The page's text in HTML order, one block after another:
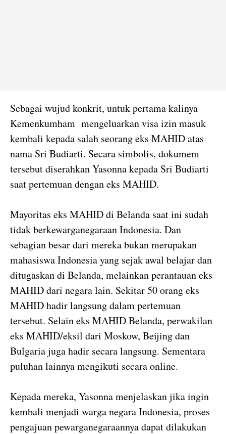
Sebagai wujud konkrit, untuk pertama kalinya
Kemenkumham mengeluarkan visa izin masuk
kembali kepada salah seorang eks MAHID atas
nama Sri Budiarti. Secara simbolis, dokumem
tersebut diserahkan Yasonna kepada Sri Budiarti
saat pertemuan dengan eks MAHID.
Mayoritas eks MAHID di Belanda saat ini sudah
tidak berkewarganegaraan Indonesia. Dan
sebagian besar dari mereka bukan merupakan
mahasiswa Indonesia yang sejak awal belajar dan
ditugaskan di Belanda, melainkan perantauan eks
MAHID dari negara lain. Sekitar 50 orang eks
MAHID hadir langsung dalam pertemuan
tersebut. Selain eks MAHID Belanda, perwakilan
eks MAHID/eksil dari Moskow, Beijing dan
Bulgaria juga hadir secara langsung. Sementara
puluhan lainnya mengikuti secara online.
Kepada mereka, Yasonna menjelaskan jika ingin
kembali menjadi warga negara Indonesia, proses
pengajuan pewarganegaraannya dapat dilakukan